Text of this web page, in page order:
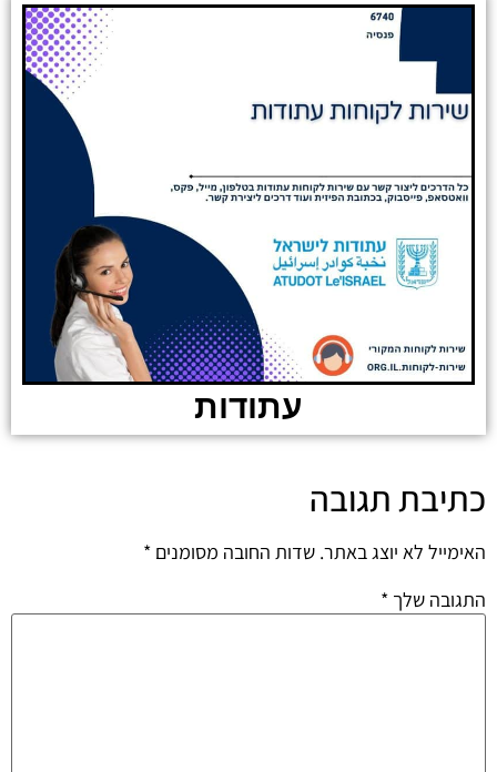
עתודות
כתיבת תגובה
האימייל לא יוצג באתר. שדות החובה מסומנים *
התגובה שלך *